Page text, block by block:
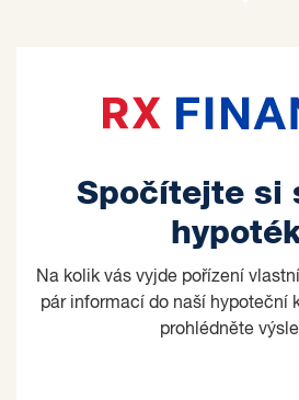
Spočítejte si
Na kolik vás vyjde pořízení
pár informací do naší hypoteční
prohlédněte